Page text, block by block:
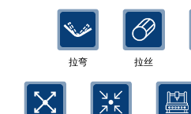
拉弯 拉丝